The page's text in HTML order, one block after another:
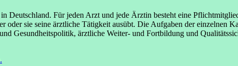
Deutschland. Für jeden Arzt und jede Ärztin besteht eine
sie seine ärztliche Tätigkeit ausübt. Die Aufgaben der einzelnen
Gesundheitspolitik, ärztliche Weiter- und Fortbildung und